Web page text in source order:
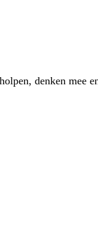
denken mee